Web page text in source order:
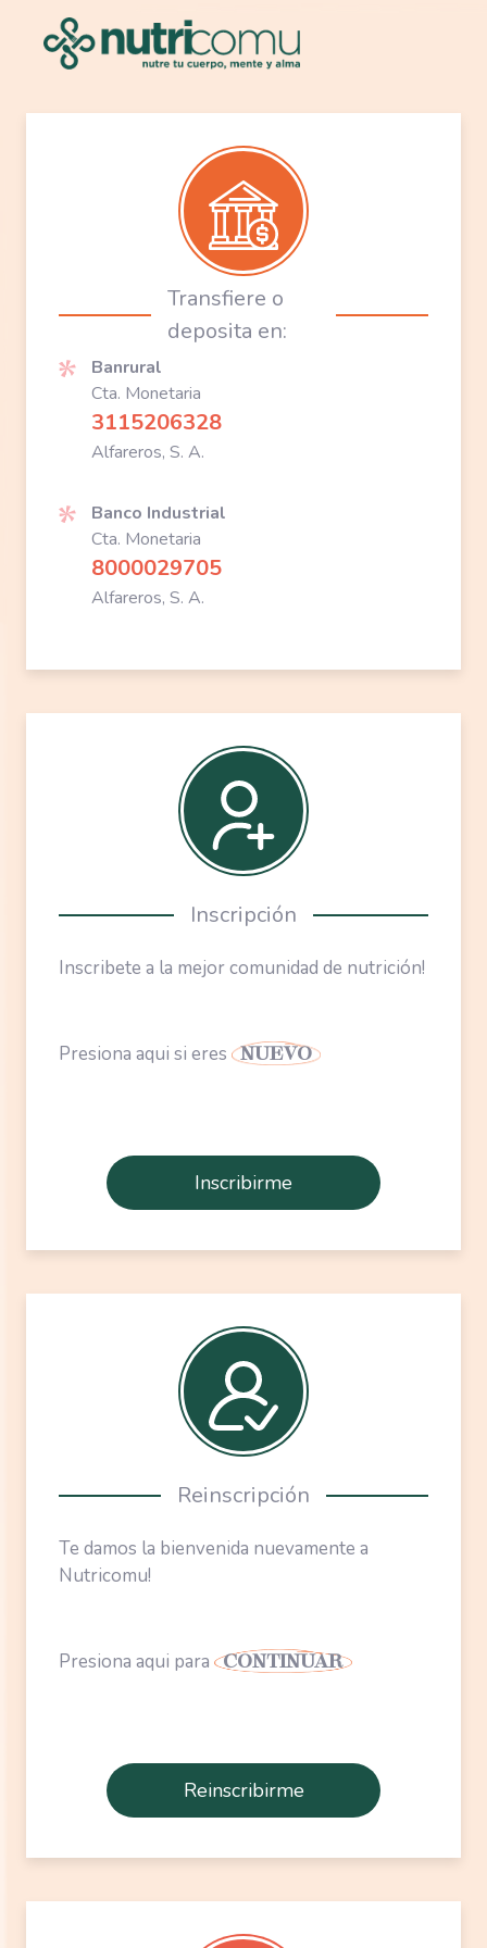
Banrural
Cta. Monetaria
3115206328
Alfareros, S. A.
Banco Industrial
Cta. Monetaria
8000029705
Alfareros, S. A.
Inscribete a la mejor comunidad de nutrición!
Presiona aqui si eres NUEVO
Inscribirme
Te damos la bienvenida nuevamente a
Nutricomu!
Presiona aqui para CONTINUAR
Reinscribirme